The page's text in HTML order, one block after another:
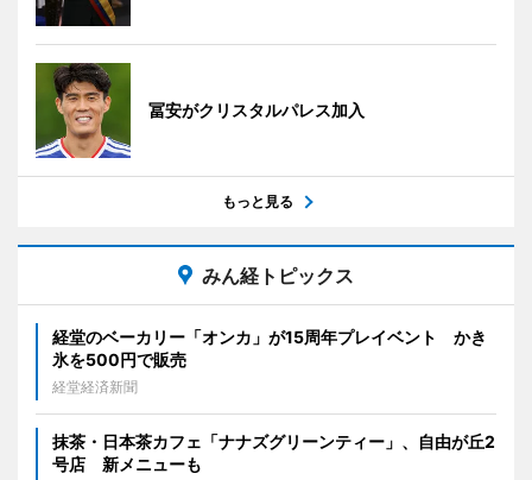
冨安がクリスタルパレス加入
もっと見る
みん経トピックス
経堂のベーカリー「オンカ」が15周年プレイベント かき
氷を500円で販売
経堂経済新聞
抹茶・日本茶カフェ「ナナズグリーンティー」、自由が丘2
号店 新メニューも